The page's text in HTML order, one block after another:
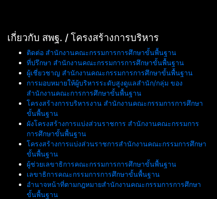
เกี่ยวกับ สพฐ. / โครงสร้างการบริหาร
ติดต่อ สำนักงานคณะกรรมการการศึกษาขั้นพื้นฐาน
ที่ปรึกษา สำนักงานคณะกรรมการการศึกษาขั้นพื้นฐาน
ผู้เชี่ยวชาญ สำนักงานคณะกรรมการการศึกษาขั้นพื้นฐาน
การมอบหมายให้ผู้บริหารระดับสูงดูแลสำนัก/กลุ่ม ของ
สำนักงานคณะการการศึกษาขั้นพื้นฐาน
โครงสร้างการบริหารงาน สำนักงานคณะกรรมการการศึกษา
ขั้นพื้นฐาน
ผังโครงสร้างการแบ่งส่วนราชการ สำนักงานคณะกรรมการ
การศึกษาขั้นพื้นฐาน
โครงสร้างการแบ่งส่วนราชการสำนักงานคณะกรรมการศึกษา
ขั้นพื้นฐาน
ผู้ช่วยเลขาธิการคณะกรรมการการศึกษาขั้นพื้นฐาน
เลขาธิการคณะกรรมการการศึกษาขั้นพื้นฐาน
อำนาจหน้าที่ตามกฎหมายสำนักงานคณะกรรมการการศึกษา
ขั้นพื้นฐาน